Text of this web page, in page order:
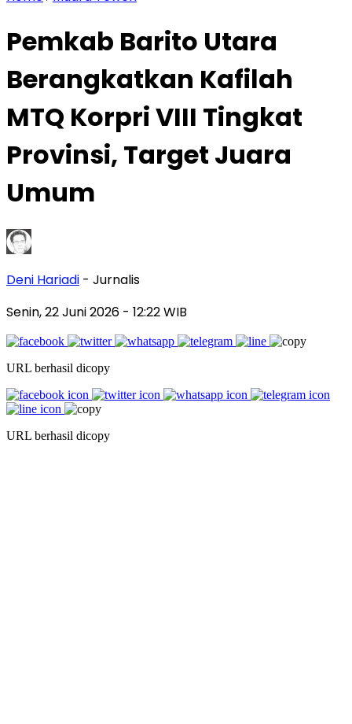
Pemkab Barito Utara
Berangkatkan Kafilah
MTQ Korpri VIII Tingkat
Provinsi, Target Juara
Umum
Deni Hariadi - Jurnalis
Senin, 22 Juni 2026 - 12:22 WIB
URL berhasil dicopy
URL berhasil dicopy